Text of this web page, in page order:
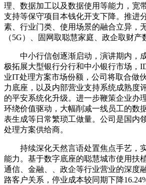
理、数据加工以及数据使用等能力，宽
支持等保守项目本钱化开支下降。推进
素、行业门类、使用场景的融合立异，
（5G）、固网取聪慧家庭、政企取财产
中小行信创逐渐启动，演讲期内，
极拓展大型银行分行和中小银行市场，
业IT处理方案市场份额，公司将取合做
力底座，以及内部营业支持系统成熟度
的平安系统化升级。进一步鞭策企业办
环绕价值驱动，大幅削减一线员工的数
表生成等日常繁琐工做量。公司是国内
处理方案供给商。
持续深化天然言语处置焦点手艺，
能力。基于数字底座的聪慧城市使用扶
通信、金融、、政企等行业营业的深度
路客户关系，停业成本较同期下降